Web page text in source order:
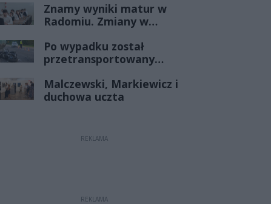
Znamy wyniki matur w
Radomiu. Zmiany w
Po wypadku został
przetransportowany
Historia mrozi krew w
żyłach
Malczewski, Markiewicz i
duchowa uczta
REKLAMA
REKLAMA